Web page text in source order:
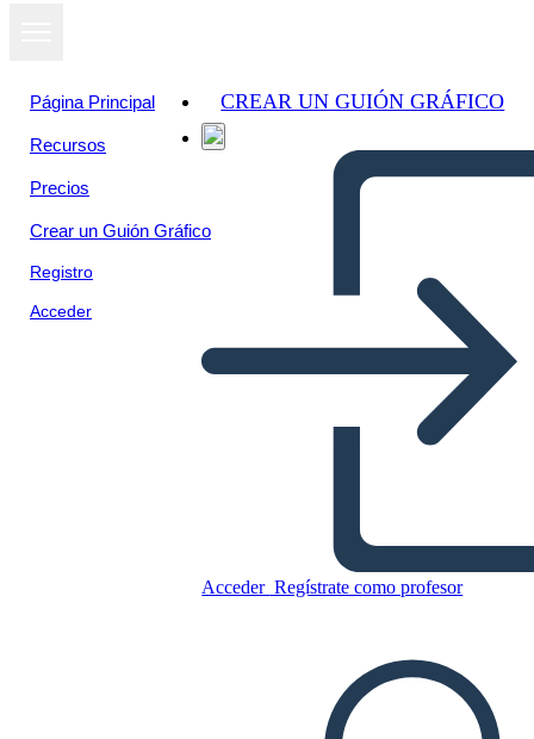
Página Principal
Recursos
Precios
Crear un Guión Gráfico
Registro
Acceder
CREAR UN GUIÓN GRÁFICO
Acceder Regístrate como profesor
Esempio di Commercio di
Pellicce in Canada
Copie este guión gráfico
CREAR UN GUIÓN GRÁFICO